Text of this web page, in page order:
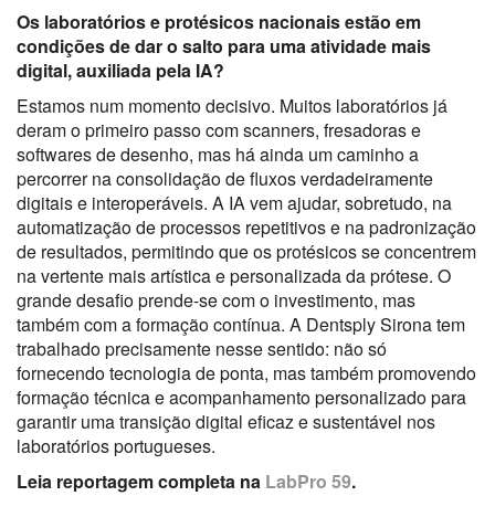
Os laboratórios e protésicos nacionais estão em
condições de dar o salto para uma atividade mais
digital, auxiliada pela IA?
Estamos num momento decisivo. Muitos laboratórios já
deram o primeiro passo com scanners, fresadoras e
softwares de desenho, mas há ainda um caminho a
percorrer na consolidação de fluxos verdadeiramente
digitais e interoperáveis. A IA vem ajudar, sobretudo, na
automatização de processos repetitivos e na padronização
de resultados, permitindo que os protésicos se concentrem
na vertente mais artística e personalizada da prótese. O
grande desafio prende-se com o investimento, mas
também com a formação contínua. A Dentsply Sirona tem
trabalhado precisamente nesse sentido: não só
fornecendo tecnologia de ponta, mas também promovendo
formação técnica e acompanhamento personalizado para
garantir uma transição digital eficaz e sustentável nos
laboratórios portugueses.
Leia reportagem completa na LabPro 59.